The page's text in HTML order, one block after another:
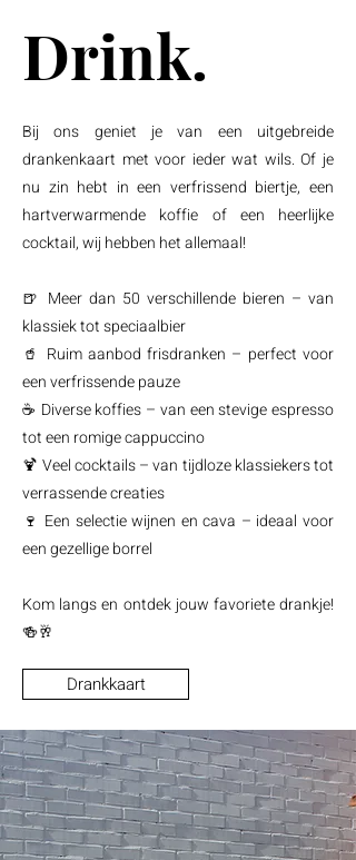
Drink.
Bij ons geniet je van een uitgebreide
drankenkaart met voor ieder wat wils. Of je
nu zin hebt in een verfrissend biertje, een
hartverwarmende koffie of een heerlijke
cocktail, wij hebben het allemaal!
🍺 Meer dan 50 verschillende bieren – van
klassiek tot speciaalbier
🥤 Ruim aanbod frisdranken – perfect voor
een verfrissende pauze
☕ Diverse koffies – van een stevige espresso
tot een romige cappuccino
🍹 Veel cocktails – van tijdloze klassiekers tot
verrassende creaties
🍷 Een selectie wijnen en cava – ideaal voor
een gezellige borrel
Kom langs en ontdek jouw favoriete drankje!
🍻🥂
Drankkaart